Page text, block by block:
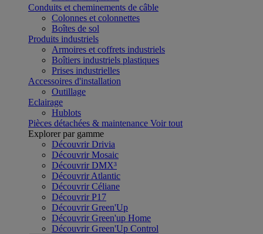
Conduits et cheminements de câble
Colonnes et colonnettes
Boîtes de sol
Produits industriels
Armoires et coffrets industriels
Boîtiers industriels plastiques
Prises industrielles
Accessoires d'installation
Outillage
Eclairage
Hublots
Pièces détachées & maintenance Voir tout
Explorer par gamme
Découvrir Drivia
Découvrir Mosaic
Découvrir DMX³
Découvrir Atlantic
Découvrir Céliane
Découvrir P17
Découvrir Green'Up
Découvrir Green'up Home
Découvrir Green'Up Control